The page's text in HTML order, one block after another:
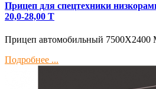
Прицеп для спецтехники
20,0-28,00 Т
Прицеп автомобильный
Подробнее ...